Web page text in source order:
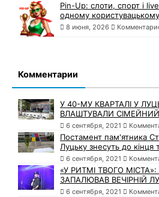
Pin-Up: слоти, спорт і
одному
8 июня, 2026
Комментарии
У 40-МУ КВАРТАЛІ У
ВЛАШТУВАЛИ
6 сентября, 2021
Постамент пам'ятника
Луцьку знесуть до кінця
6 сентября, 2021
«У РИТМІ ТВОГО
ЗАПАЛЮВАВ ВЕЧІРНІЙ
6 сентября, 2021